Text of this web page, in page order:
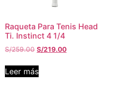
Raqueta Para Tenis Head
Ti. Instinct 4 1/4
S/259.00 S/219.00
Leer más